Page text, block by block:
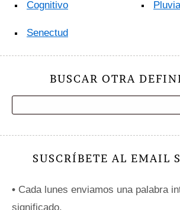
Cognitivo
Senectud
BUSCAR OTRA
SUSCRÍBETE AL EMAIL
• Cada lunes enviamos una palabra
significado.